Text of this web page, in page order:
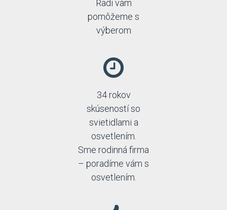
Radi vám
pomôžeme s
výberom
34 rokov
skúseností so
svietidlami a
osvetlením.
Sme rodinná firma
– poradíme vám s
osvetlením.